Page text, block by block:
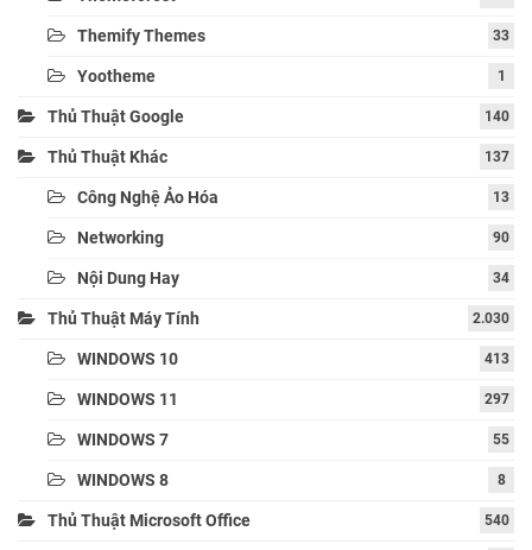
Themify Themes 33
Yootheme 1
Thủ Thuật Google 140
Thủ Thuật Khác 137
Công Nghệ Ảo Hóa 13
Networking 90
Nội Dung Hay 34
Thủ Thuật Máy Tính 2.030
WINDOWS 10 413
WINDOWS 11 297
WINDOWS 7 55
WINDOWS 8 8
Thủ Thuật Microsoft Office 540